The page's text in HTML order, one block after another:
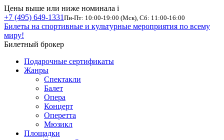
Цены выше или ниже номинала i
+7 (495) 649-1331 Пн-Пт: 10:00-19:00 (Мск), Сб: 11:00-16:00
Билеты на спортивные и культурные мероприятия по всему
миру!
Билетный брокер
Подарочные сертификаты
Жанры
Спектакли
Балет
Опера
Концерт
Оперетта
Мюзикл
Площадки